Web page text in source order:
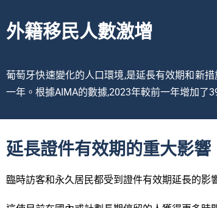
外籍移民人數激增
葡萄牙快速變化的人口環境,是延長有效期和新
一年。根據AIMA的數據,2023年較前一年增加了
延長證件有效期的重大影響
臨時訪客和永久居民都受到證件有效期延長的影